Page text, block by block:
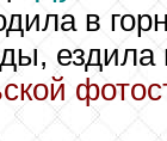
в
ездила